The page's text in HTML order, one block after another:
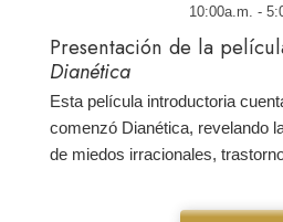
10:00a.m. -
Presentación de la
Dianética
Esta película introductoria
comenzó Dianética, revelando
de miedos irracionales,